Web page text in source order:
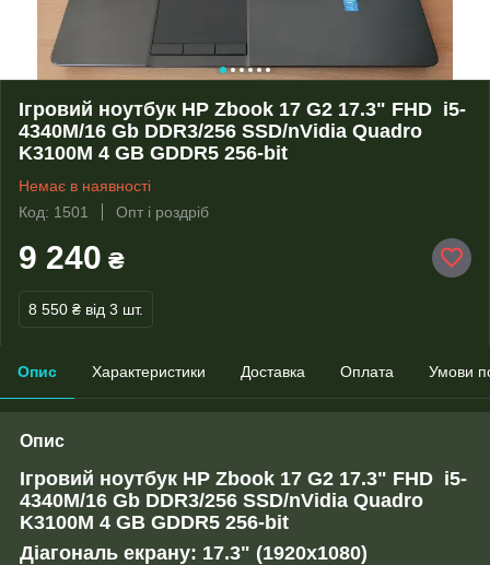
Ігровий ноутбук HP Zbook 17 G2 17.3" FHD i5-
4340M/16 Gb DDR3/256 SSD/nVidia Quadro
K3100M 4 GB GDDR5 256-bit
Немає в наявності
Код: 1501
Опт і роздріб
9 240 ₴
8 550 ₴ від 3 шт.
Опис Характеристики Доставка Оплата Умови
Опис
Ігровий ноутбук HP Zbook 17 G2 17.3" FHD i5-
4340M/16 Gb DDR3/256 SSD/nVidia Quadro
K3100M 4 GB GDDR5 256-bit
Діагональ екрану: 17.3" (1920x1080)